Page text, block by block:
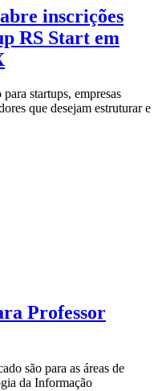
inscrições
RS Start em
startups, empresas
que desejam estruturar e
Professor
são para as áreas de
da Informação